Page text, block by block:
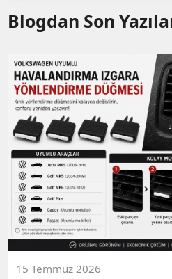
Blogdan Son
15 Temmuz 2026